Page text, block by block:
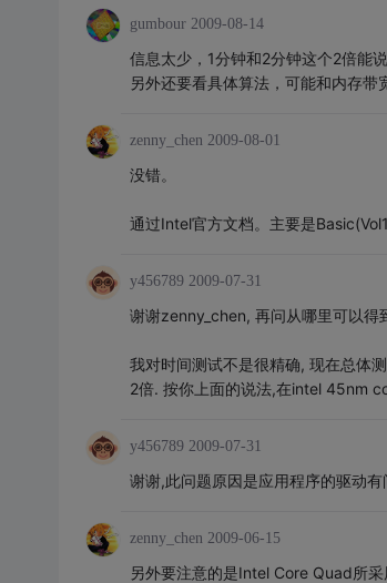
gumbour 2009-08-14
信息太少，1分钟和2分钟这个2倍能
另外还要看具体算法，可能和内存带
zenny_chen 2009-08-01
没错。
通过Intel官方文档。主要是
y456789 2009-07-31
谢谢zenny_chen, 再问从哪里可以得
我对时间测试不是很精确, 现在总体
2倍. 按你上面的说法,在intel 45nm
y456789 2009-07-31
谢谢,此问题原因是应用程序的驱动
zenny_chen 2009-06-15
另外要注意的是Intel Core Quad所